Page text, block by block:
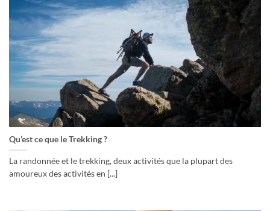
Qu’est ce que le Trekking ?
La randonnée et le trekking, deux activités que la plupart des
amoureux des activités en [...]